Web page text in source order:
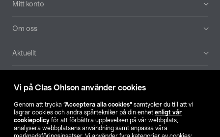
Vi på Clas Ohlson använder cookies
Genom att trycka ”Acceptera alla cookies” samtycker du till att vi
lagrar cookies och andra spårtekniker på din enhet enligt vår
cookiepolicy för att förbättra upplevelsen på vår webbplats,
analysera webbplatsens användning samt anpassa våra
Mitt konto
Om oss
Aktuellt
Hitta butik
SE NO FI